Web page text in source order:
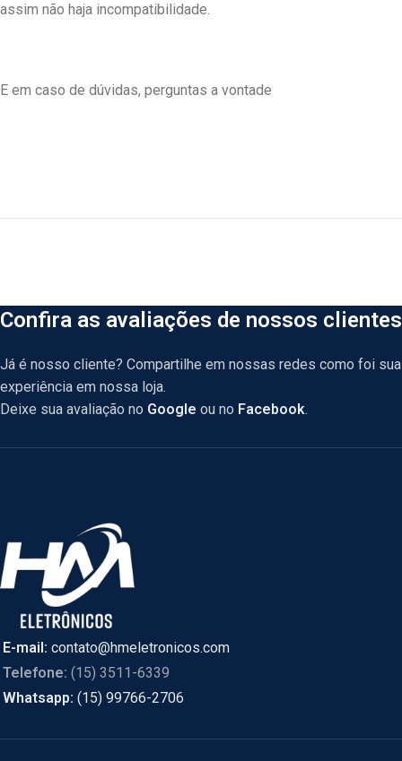
assim não haja incompatibilidade.
E em caso de dúvidas, perguntas a vontade
Confira as avaliações de nossos clientes
Já é nosso cliente? Compartilhe em nossas redes como foi sua
experiência em nossa loja.
Deixe sua avaliação no Google ou no Facebook.
E-mail: contato@hmeletronicos.com
Telefone: (15) 3511-6339
Whatsapp: (15) 99766-2706